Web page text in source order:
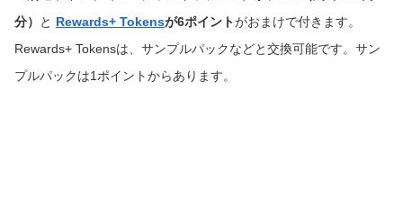
分）
と Rewards+ Tokensが6ポイントがおまけで付きます。
Rewards+ Tokensは、サンプルパックなどと交換可能です。サン
プルパックは1ポイントからあります。